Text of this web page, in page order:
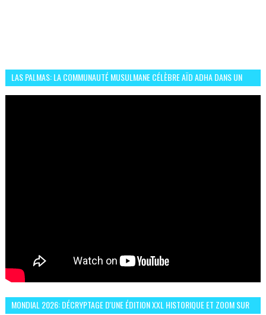
LAS PALMAS: LA COMMUNAUTÉ MUSULMANE CÉLÈBRE AÏD ADHA DANS UN
MONDIAL 2026: DÉCRYPTAGE D'UNE ÉDITION XXL HISTORIQUE ET ZOOM SUR